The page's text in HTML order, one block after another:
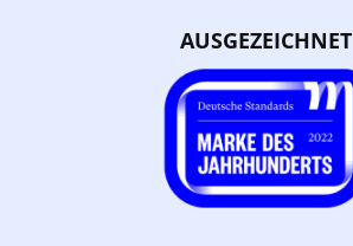
AUSGEZEICHNET